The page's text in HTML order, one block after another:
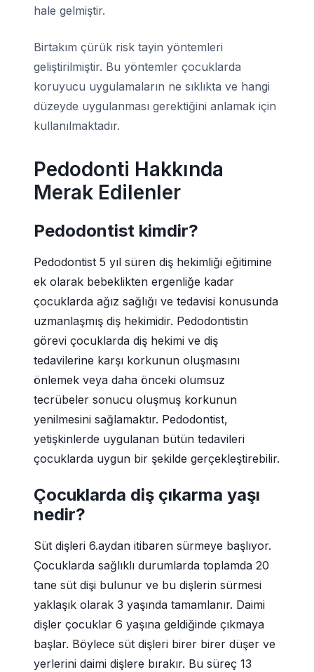
hale gelmiştir.
Birtakım çürük risk tayin yöntemleri
geliştirilmiştir. Bu yöntemler çocuklarda
koruyucu uygulamaların ne sıklıkta ve hangi
düzeyde uygulanması gerektiğini anlamak için
kullanılmaktadır.
Pedodonti Hakkında
Merak Edilenler
Pedodontist kimdir?
Pedodontist 5 yıl süren diş hekimliği eğitimine
ek olarak bebeklikten ergenliğe kadar
çocuklarda ağız sağlığı ve tedavisi konusunda
uzmanlaşmış diş hekimidir. Pedodontistin
görevi çocuklarda diş hekimi ve diş
tedavilerine karşı korkunun oluşmasını
önlemek veya daha önceki olumsuz
tecrübeler sonucu oluşmuş korkunun
yenilmesini sağlamaktır. Pedodontist,
yetişkinlerde uygulanan bütün tedavileri
çocuklarda uygun bir şekilde gerçekleştirebilir.
Çocuklarda diş çıkarma yaşı
nedir?
Süt dişleri 6.aydan itibaren sürmeye başlıyor.
Çocuklarda sağlıklı durumlarda toplamda 20
tane süt dişi bulunur ve bu dişlerin sürmesi
yaklaşık olarak 3 yaşında tamamlanır. Daimi
dişler çocuklar 6 yaşına geldiğinde çıkmaya
başlar. Böylece süt dişleri birer birer düşer ve
yerlerini daimi dişlere bırakır. Bu süreç 13